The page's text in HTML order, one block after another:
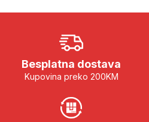
Besplatna dostava
Kupovina preko 200KM